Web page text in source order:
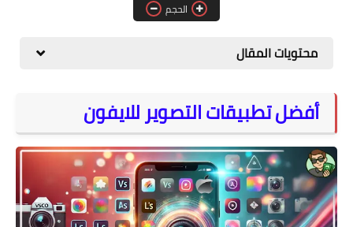
المواقعالحجم
محتويات المقال
أفضل تطبيقات التصوير للايفون